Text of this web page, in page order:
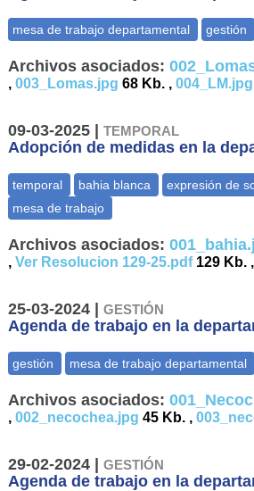
Archivos asociados:
, 003_Lomas.jpg 68 Kb. , 004_LM.jpg
09-03-2025 | TEMPORAL
Adopción de medidas en la
Archivos asociados:
, Ver Resolucion 129-25.pdf129 Kb. ,
25-03-2024 | GESTIÓN
Agenda de trabajo en la
Archivos asociados:
, 002_necochea.jpg 45 Kb. ,
29-02-2024 | GESTIÓN
Agenda de trabajo en la